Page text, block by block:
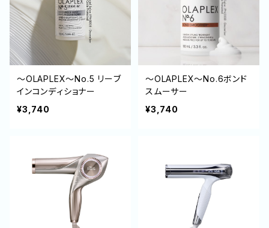
～OLAPLEX～No.5 リーブ
インコンディショナー
¥3,740
～OLAPLEX～No.6ボンド
スムーサー
¥3,740